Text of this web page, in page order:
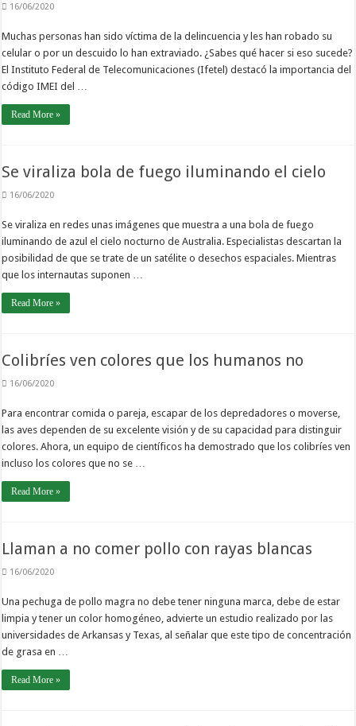
16/06/2020
Muchas personas han sido víctima de la delincuencia y les han robado su
celular o por un descuido lo han extraviado. ¿Sabes qué hacer si eso sucede?
El Instituto Federal de Telecomunicaciones (Ifetel) destacó la importancia del
código IMEI del …
Read More »
Se viraliza bola de fuego iluminando el cielo
16/06/2020
Se viraliza en redes unas imágenes que muestra a una bola de fuego
iluminando de azul el cielo nocturno de Australia. Especialistas descartan la
posibilidad de que se trate de un satélite o desechos espaciales. Mientras
que los internautas suponen …
Read More »
Colibríes ven colores que los humanos no
16/06/2020
Para encontrar comida o pareja, escapar de los depredadores o moverse,
las aves dependen de su excelente visión y de su capacidad para distinguir
colores. Ahora, un equipo de científicos ha demostrado que los colibríes ven
incluso los colores que no se …
Read More »
Llaman a no comer pollo con rayas blancas
16/06/2020
Una pechuga de pollo magra no debe tener ninguna marca, debe de estar
limpia y tener un color homogéneo, advierte un estudio realizado por las
universidades de Arkansas y Texas, al señalar que este tipo de concentración
de grasa en …
Read More »